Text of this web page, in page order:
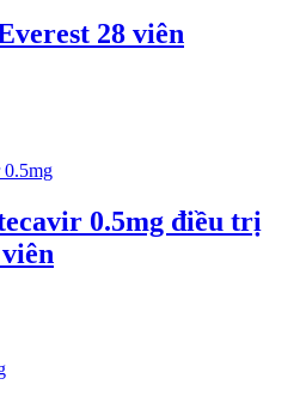
28 viên
0.5mg điều trị